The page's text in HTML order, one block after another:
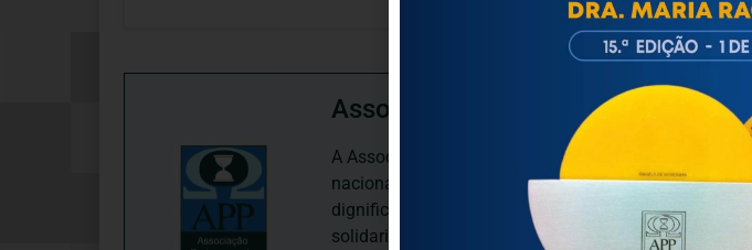
Associação Portuguesa de
A Associação Portuguesa de Psicogerontologia-
nacional, dedica-se às questões biopsicológicas e
dignificação, respeito, saúde, autonomia,
solidariedade intergeracional, e de uma sociedade